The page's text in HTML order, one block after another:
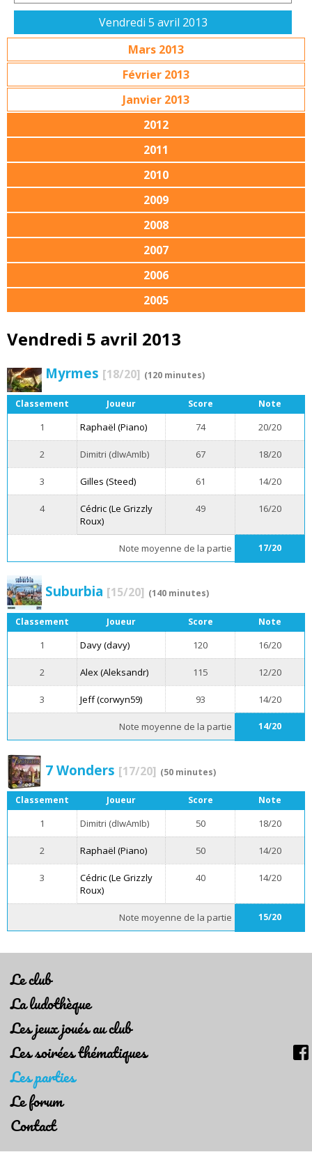
Vendredi 5 avril 2013
Mars 2013
Février 2013
Janvier 2013
2012
2011
2010
2009
2008
2007
2006
2005
Vendredi 5 avril 2013
Myrmes [18/20] (120 minutes)
Classement Joueur Score Note
1 Raphaël (Piano) 74 20/20
2 Dimitri (dIwAmIb) 67 18/20
3 Gilles (Steed) 61 14/20
4
Cédric (Le Grizzly
Roux)
49 16/20
Note moyenne de la partie 17/20
Suburbia [15/20] (140 minutes)
Classement Joueur Score Note
1 Davy (davy) 120 16/20
2 Alex (Aleksandr) 115 12/20
3 Jeff (corwyn59) 93 14/20
Note moyenne de la partie 14/20
7 Wonders [17/20] (50 minutes)
Classement Joueur Score Note
1 Dimitri (dIwAmIb) 50 18/20
2 Raphaël (Piano) 50 14/20
3
Cédric (Le Grizzly
Roux)
40 14/20
Note moyenne de la partie 15/20
Le club
La ludothèque
Les jeux joués au club
Les soirées thématiques
Les parties
Le forum
Contact